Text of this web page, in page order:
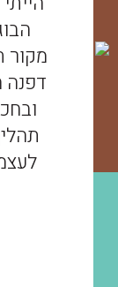
מקור